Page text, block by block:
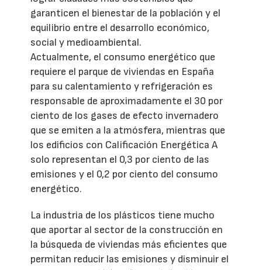
garanticen el bienestar de la población y el
equilibrio entre el desarrollo económico,
social y medioambiental.
Actualmente, el consumo energético que
requiere el parque de viviendas en España
para su calentamiento y refrigeración es
responsable de aproximadamente el 30 por
ciento de los gases de efecto invernadero
que se emiten a la atmósfera, mientras que
los edificios con Calificación Energética A
solo representan el 0,3 por ciento de las
emisiones y el 0,2 por ciento del consumo
energético.
La industria de los plásticos tiene mucho
que aportar al sector de la construcción en
la búsqueda de viviendas más eficientes que
permitan reducir las emisiones y disminuir el